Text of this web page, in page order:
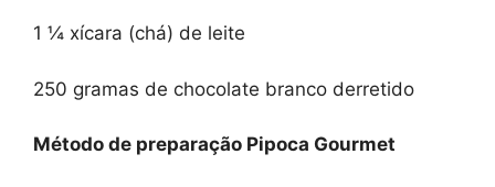
1 ¼ xícara (chá) de leite
250 gramas de chocolate branco derretido
Método de preparação Pipoca Gourmet